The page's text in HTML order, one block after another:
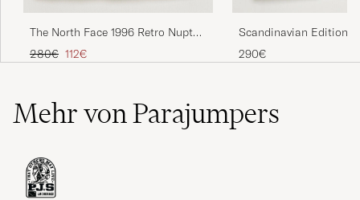
The North Face 1996 Retro Nuptse
Vest Black
Regulärer Preis
280€ Reduzierter Preis
112€
Scandinavian Edition
Down Padded Vest
290€
Mehr von Parajumpers